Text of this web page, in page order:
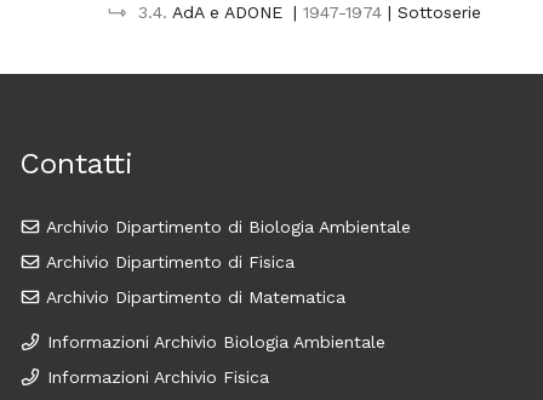
3.4. AdA e ADONE | 1947-1974 | Sottoserie
Contatti
Archivio Dipartimento di Biologia Ambientale
Archivio Dipartimento di Fisica
Archivio Dipartimento di Matematica
Informazioni Archivio Biologia Ambientale
Informazioni Archivio Fisica